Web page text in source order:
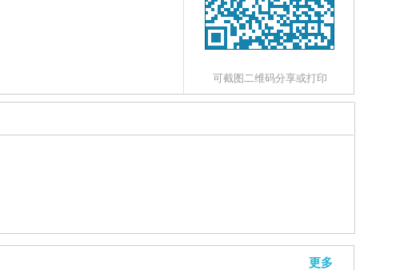
可截图二维码分享或打印
更多